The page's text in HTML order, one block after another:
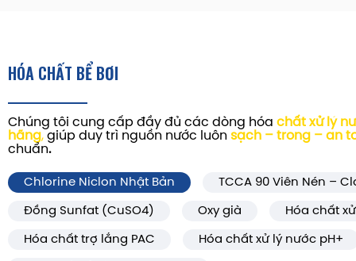
HÓA CHẤT BỂ BƠI
Chúng tôi cung cấp đầy đủ các dòng hóa chất xử lý
hãng, giúp duy trì nguồn nước luôn sạch – trong – an
chuẩn.
Chlorine Niclon Nhật Bản TCCA 90 Viên Nén –
Đồng Sunfat (CuSO4) Oxy già Hóa chất
Hóa chất trợ lắng PAC Hóa chất xử lý nước pH+